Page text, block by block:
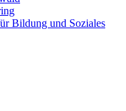
Bildung und Soziales